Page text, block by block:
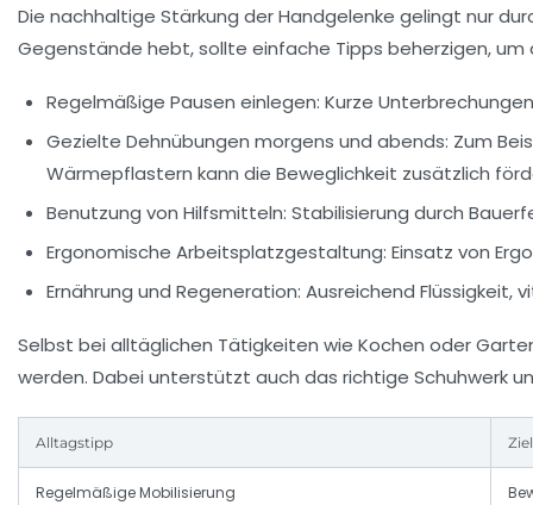
Die nachhaltige Stärkung der Handgelenke gelingt nur
Gegenstände hebt, sollte einfache Tipps beherzigen,
Regelmäßige Pausen einlegen: Kurze
Gezielte Dehnübungen morgens und abends: Zum
Wärmepflastern kann die Beweglichkeit zusätzlich
Benutzung von Hilfsmitteln: Stabilisierung durch
Ergonomische Arbeitsplatzgestaltung: Einsatz von
Ernährung und Regeneration: Ausreichend Flüssigkeit,
Selbst bei alltäglichen Tätigkeiten wie Kochen oder
werden. Dabei unterstützt auch das richtige Schuhwerk
Alltagstipp Ziel
Regelmäßige Mobilisierung